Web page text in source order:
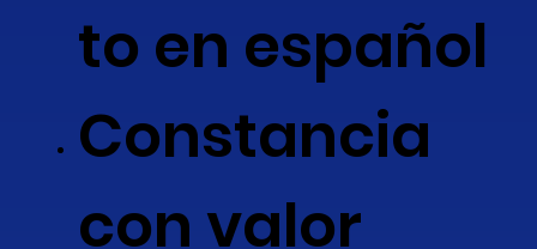
to en español
Constancia
con valor